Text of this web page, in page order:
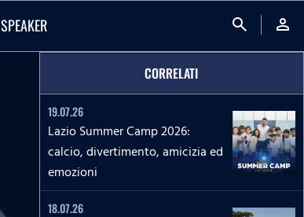
SPEAKER search person
CORRELATI
19.07.26
Lazio Summer Camp 2026:
calcio, divertimento, amicizia ed
emozioni
18.07.26